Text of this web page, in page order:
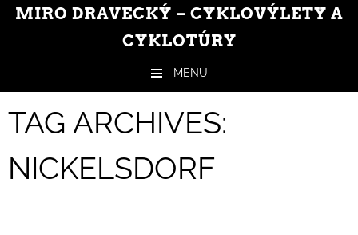
MIRO DRAVECKÝ – CYKLOVÝLETY A
CYKLOTÚRY
MENU
TAG ARCHIVES:
NICKELSDORF